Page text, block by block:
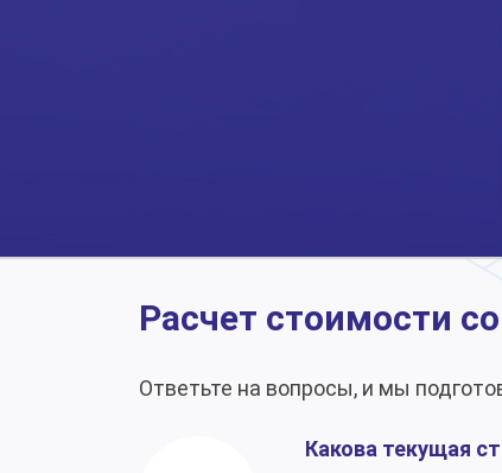
Расчет стоимости
Ответьте на вопросы, и мы
Какова текущая